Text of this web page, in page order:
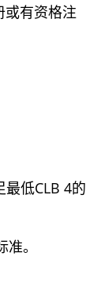
或有资格注
低CLB 4的
。